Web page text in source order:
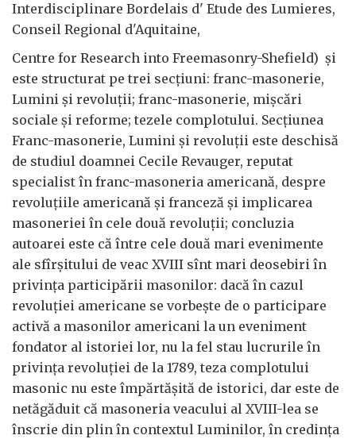
Interdisciplinare Bordelais d' Etude des Lumieres,
Conseil Regional d'Aquitaine,
Centre for Research into Freemasonry-Shefield) şi
este structurat pe trei secţiuni: franc-masonerie,
Lumini şi revoluţii; franc-masonerie, mişcări
sociale şi reforme; tezele complotului. Secţiunea
Franc-masonerie, Lumini şi revoluţii este deschisă
de studiul doamnei Cecile Revauger, reputat
specialist în franc-masoneria americană, despre
revoluţiile americană şi franceză şi implicarea
masoneriei în cele două revoluţii; concluzia
autoarei este că între cele două mari evenimente
ale sfîrşitului de veac XVIII sînt mari deosebiri în
privinţa participării masonilor: dacă în cazul
revoluţiei americane se vorbeşte de o participare
activă a masonilor americani la un eveniment
fondator al istoriei lor, nu la fel stau lucrurile în
privinţa revoluţiei de la 1789, teza complotului
masonic nu este împărtăşită de istorici, dar este de
netăgăduit că masoneria veacului al XVIII-lea se
înscrie din plin în contextul Luminilor, în credinţa